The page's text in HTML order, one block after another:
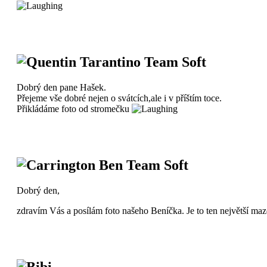
Quentin Tarantino Team Soft
Dobrý den pane Hašek.
Přejeme vše dobré nejen o svátcích,ale i v příštím toce.
Přikládáme foto od stromečku
Carrington Ben Team Soft
Dobrý den,
zdravím Vás a posílám foto našeho Beníčka. Je to ten největší